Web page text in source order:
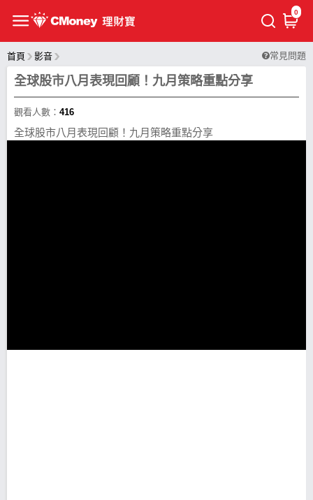
0
首頁 影音 常見問題
全球股市八月表現回顧！九月策略重點分享
觀看人數： 416
全球股市八月表現回顧！九月策略重點分享